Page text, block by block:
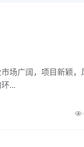
场广阔，项目新颖，
...